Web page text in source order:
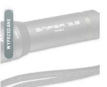
WYPRZEDANE